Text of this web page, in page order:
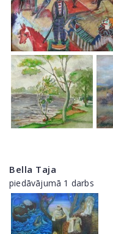
Bella Taja
piedāvājumā 1 darbs